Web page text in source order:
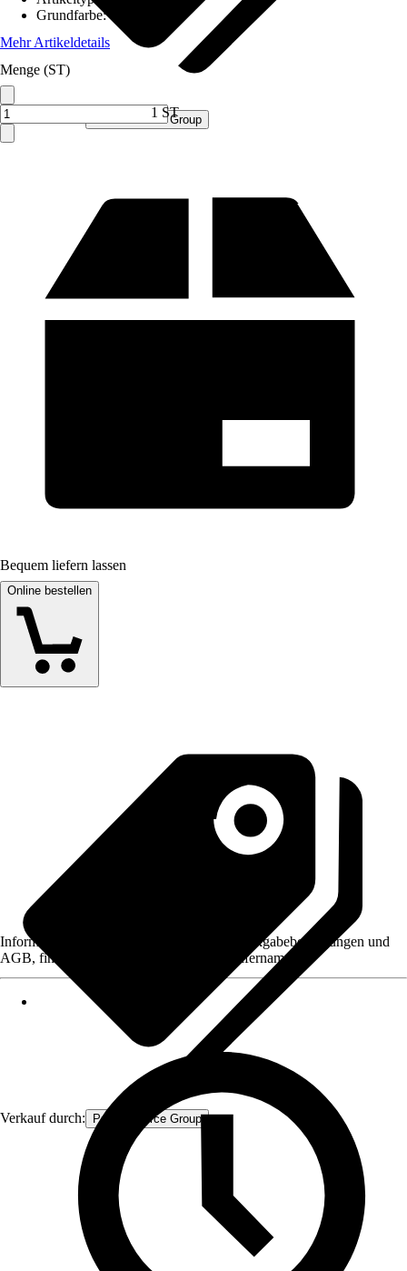
Verkauf durch: Procommerce Group
Grundfarbe:
Mehr Artikeldetails
Menge (ST)
1 ST
Bequem liefern lassen
Online bestellen
Verkauf durch: Procommerce Group
Informationen des Verkäufers, wie z. B. Rückgabebedingungen und
AGB, finden Sie bei Klick auf den Verkäufernamen.